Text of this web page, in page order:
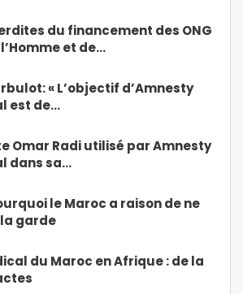
du financement des ONG
et de…
« L’objectif d’Amnesty
est de…
Omar Radi utilisé par Amnesty
dans sa…
le Maroc a raison de ne
garde
du Maroc en Afrique : de la